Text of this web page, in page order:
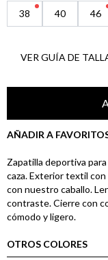
38 40 46
VER GUÍA DE
AÑADIR A
Zapatilla deportiva
caza. Exterior textil
con nuestro caballo.
contraste. Cierre con
cómodo y ligero.
OTROS COLORES